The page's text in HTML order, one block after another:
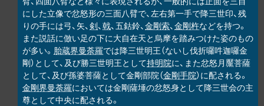
にした立像で忿怒形の三面八臂で、左右第一手で降三世印、残
りの手には弓、矢、剣、戟、五鈷鈴、金剛索、金剛杵などを持つ。
また説話に倣い足の下に大自在天と烏摩を踏みつけた姿のもの
が多い。 胎蔵界曼荼羅では降三世明王（ないし伐折囉吽迦囉金
剛）として、及び勝三世明王として持明院に、また忿怒月黶菩薩
として、及び孫婆菩薩として金剛部院（金剛手院）に配される。
金剛界曼荼羅においては金剛薩埵の忿怒身として降三世会の主
尊として中央に配される。